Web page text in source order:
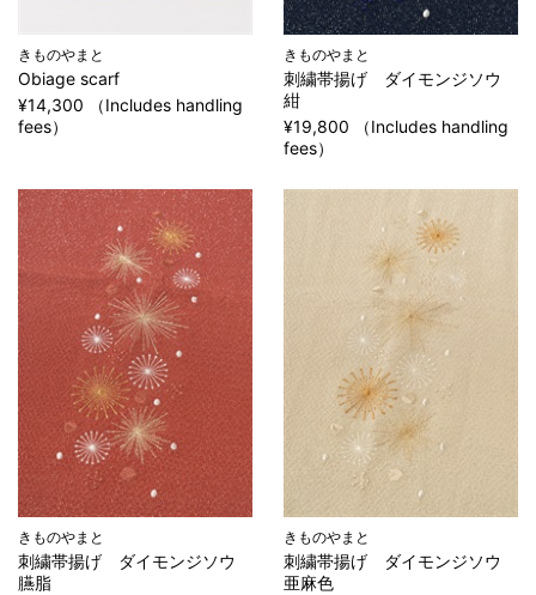
きものやまと
Obiage scarf
¥14,300 （Includes handling
fees）
きものやまと
刺繍帯揚げ ダイモンジソウ
紺
¥19,800 （Includes handling
fees）
きものやまと
刺繍帯揚げ ダイモンジソウ
臙脂
きものやまと
刺繍帯揚げ ダイモンジソウ
亜麻色